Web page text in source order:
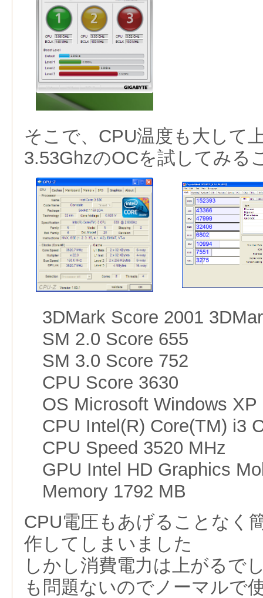
そこで、CPU温度も大して
3.53GhzのOCを試してみる
3DMark Score 2001
SM 2.0 Score 655
SM 3.0 Score 752
CPU Score 3630
OS Microsoft Windows XP
CPU Intel(R) Core(TM) i3
CPU Speed 3520 MHz
GPU Intel HD Graphics
Memory 1792 MB
CPU電圧もあげることなく
作してしまいました
しかし消費電力は上がるで
も問題ないのでノーマルで